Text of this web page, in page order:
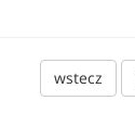
wstecz